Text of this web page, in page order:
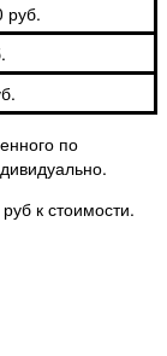
руб.
по
к стоимости.